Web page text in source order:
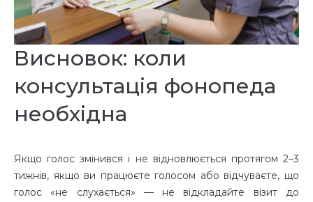
Висновок: коли
консультація фонопеда
необхідна
Якщо голос змінився і не відновлюється протягом 2–3
тижнів, якщо ви працюєте голосом або відчуваєте, що
голос «не слухається» — не відкладайте візит до